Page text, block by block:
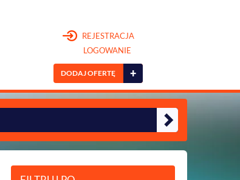
REJESTRACJA
LOGOWANIE
DODAJ OFERTĘ +